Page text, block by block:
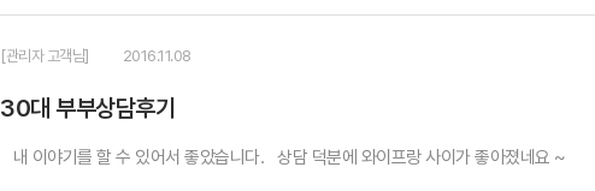
[관리자 고객님] 2016.11.08
30대 부부상담후기
내 이야기를 할 수 있어서 좋았습니다. 상담 덕분에 와이프랑 사이가 좋아졌네요 ~